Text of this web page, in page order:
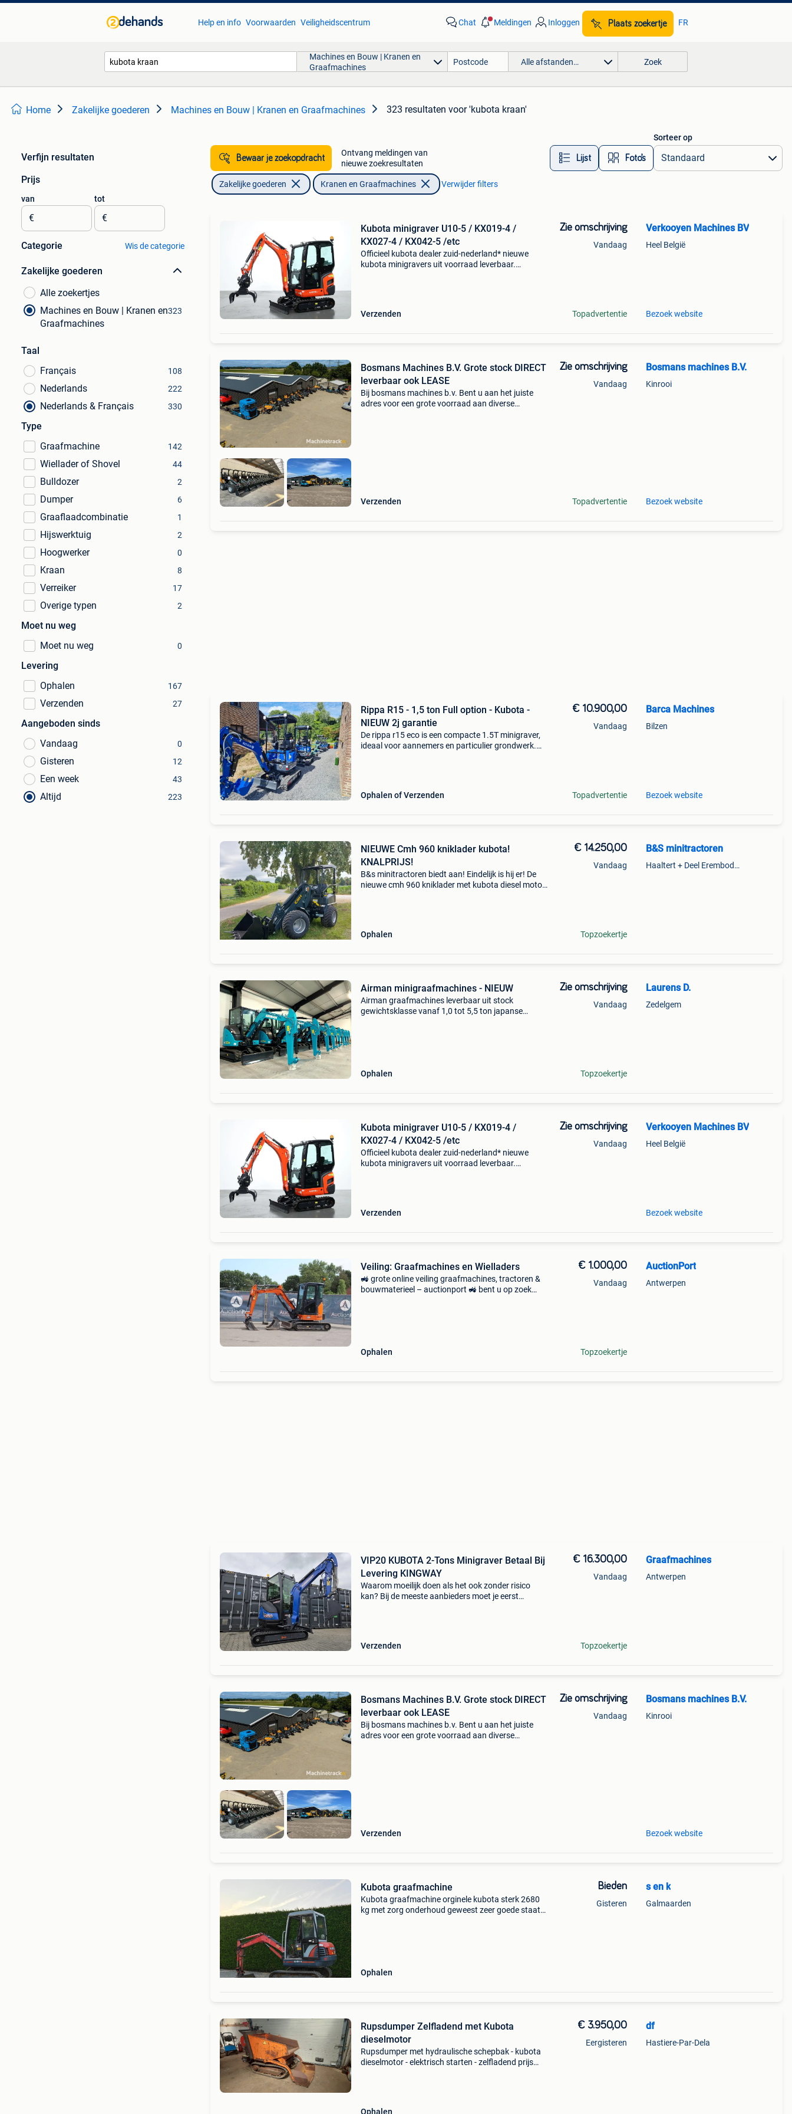
Help en info Voorwaarden Veiligheidscentrum Chat Meldingen Inloggen Plaats zoekertje FR
Machines en Bouw | Kranen en
Graafmachines
Alle afstanden… Zoek
Home Zakelijke goederen Machines en Bouw | Kranen en Graafmachines 323 resultaten voor 'kubota kraan'
Verfijn resultaten
Prijs
van
€
tot
€
Categorie Wis de categorie
Zakelijke goederen
Alle zoekertjes
Machines en Bouw | Kranen en
Graafmachines
323
Taal
Français
108
Nederlands 222
Nederlands & Français 330
Type
Graafmachine
142
Wiellader of Shovel 44
Bulldozer 2
Dumper 6
Graaflaadcombinatie 1
Hijswerktuig 2
Hoogwerker 0
Kraan 8
Verreiker 17
Overige typen 2
Moet nu weg
Moet nu weg
0
Levering
Ophalen
167
Verzenden 27
Aangeboden sinds
Vandaag
0
Gisteren 12
Een week 43
Altijd 223
Bewaar je zoekopdracht
Ontvang meldingen van
nieuwe zoekresultaten
Lijst Foto’s
Sorteer op
Zakelijke goederen Kranen en Graafmachines Verwijder filters
Kubota minigraver U10-5 / KX019-4 /
KX027-4 / KX042-5 /etc
Officieel kubota dealer zuid-nederland* nieuwe
kubota minigravers uit voorraad leverbaar.
Verzenden
Zie omschrijving
Vandaag
Topadvertentie
Verkooyen Machines BV
Heel België
Bezoek website
Bosmans Machines B.V. Grote stock DIRECT
leverbaar ook LEASE
Bij bosmans machines b.v. Bent u aan het juiste
adres voor een grote voorraad aan diverse
Verzenden
Zie omschrijving
Vandaag
Topadvertentie
Bosmans machines B.V.
Kinrooi
Bezoek website
Rippa R15 - 1,5 ton Full option - Kubota -
NIEUW 2j garantie
De rippa r15 eco is een compacte 1.5T minigraver,
ideaal voor aannemers en particulier grondwerk.
Ophalen of Verzenden
€ 10.900,00
Vandaag
Topadvertentie
Barca Machines
Bilzen
Bezoek website
NIEUWE Cmh 960 kniklader kubota!
KNALPRIJS!
B&s minitractoren biedt aan! Eindelijk is hij er! De
nieuwe cmh 960 kniklader met kubota diesel motor!
Ophalen
€ 14.250,00
Vandaag
Topzoekertje
B&S minitractoren
Haaltert + Deel Erembodegem
Airman minigraafmachines - NIEUW
Airman graafmachines leverbaar uit stock
gewichtsklasse vanaf 1,0 tot 5,5 ton japanse
Ophalen
Zie omschrijving
Vandaag
Topzoekertje
Laurens D.
Zedelgem
Kubota minigraver U10-5 / KX019-4 /
KX027-4 / KX042-5 /etc
Officieel kubota dealer zuid-nederland* nieuwe
kubota minigravers uit voorraad leverbaar.
Verzenden
Zie omschrijving
Vandaag
Verkooyen Machines BV
Heel België
Bezoek website
Veiling: Graafmachines en Wielladers
🚜 grote online veiling graafmachines, tractoren &
bouwmaterieel – auctionport 🚜 bent u op zoek
Ophalen
€ 1.000,00
Vandaag
Topzoekertje
AuctionPort
Antwerpen
VIP20 KUBOTA 2-Tons Minigraver Betaal Bij
Levering KINGWAY
Waarom moeilijk doen als het ook zonder risico
kan? Bij de meeste aanbieders moet je eerst
Verzenden
€ 16.300,00
Vandaag
Topzoekertje
Graafmachines
Antwerpen
Bosmans Machines B.V. Grote stock DIRECT
leverbaar ook LEASE
Bij bosmans machines b.v. Bent u aan het juiste
adres voor een grote voorraad aan diverse
Verzenden
Zie omschrijving
Vandaag
Bosmans machines B.V.
Kinrooi
Bezoek website
Kubota graafmachine
Kubota graafmachine orginele kubota sterk 2680
kg met zorg onderhoud geweest zeer goede staat
Ophalen
Bieden
Gisteren
s en k
Galmaarden
Rupsdumper Zelfladend met Kubota
dieselmotor
Rupsdumper met hydraulische schepbak - kubota
dieselmotor - elektrisch starten - zelfladend prijs
Ophalen
€ 3.950,00
Eergisteren
df
Hastiere-Par-Dela